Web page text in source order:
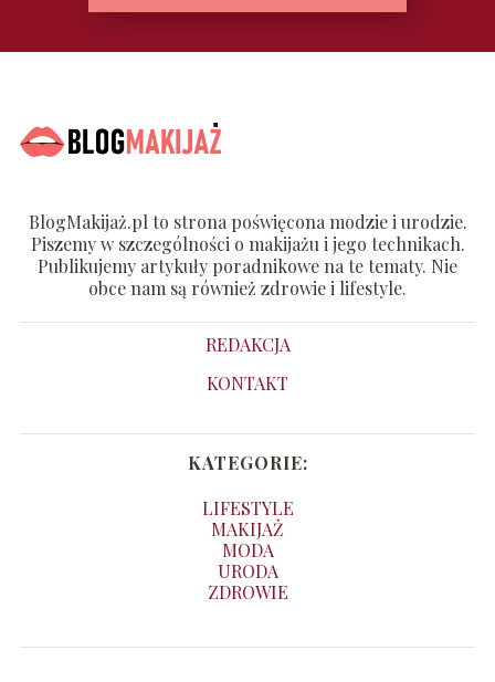
BlogMakijaż.pl to strona poświęcona modzie i urodzie.
Piszemy w szczególności o makijażu i jego technikach.
Publikujemy artykuły poradnikowe na te tematy. Nie
obce nam są również zdrowie i lifestyle.
REDAKCJA
KONTAKT
KATEGORIE:
LIFESTYLE
MAKIJAŻ
MODA
URODA
ZDROWIE